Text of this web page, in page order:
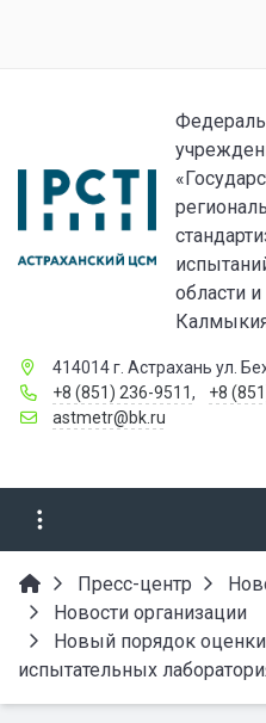
области
414014 г. Астрахань ул.
+8 (851) 236-9511,
+8
astmetr@bk.ru
Пресс-центр
Новости организации
Новый порядок
испытательных